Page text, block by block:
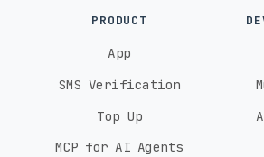
PRODUCT
App
SMS Verification
Top Up
MCP for AI Agents